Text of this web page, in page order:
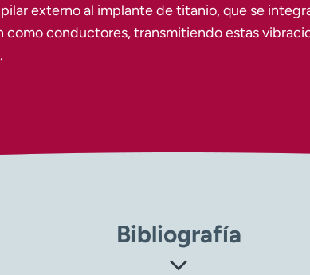
externo al implante de titanio, que se
conductores, transmitiendo estas
Bibliografía